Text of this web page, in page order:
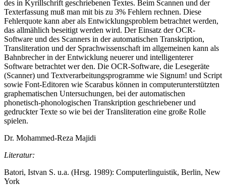
des in Kyrillschrift geschriebenen Textes. Beim Scannen und der
Texterfassung muß man mit bis zu 3% Fehlern rechnen. Diese
Fehlerquote kann aber als Entwicklungsproblem betrachtet werden,
das allmählich beseitigt werden wird. Der Einsatz der OCR-
Software und des Scanners in der automatischen Transkription,
Transliteration und der Sprachwissenschaft im allgemeinen kann als
Bahnbrecher in der Entwicklung neuerer und intelligenterer
Software betrachtet wer den. Die OCR-Software, die Lesegeräte
(Scanner) und Textverarbeitungsprogramme wie Signum! und Script
sowie Font-Editoren wie Scarabus können in computerunterstützten
graphematischen Untersuchungen, bei der automatischen
phonetisch-phonologischen Transkription geschriebener und
gedruckter Texte so wie bei der Transliteration eine große Rolle
spielen.
Dr. Mohammed-Reza Majidi
Literatur:
Batori, Istvan S. u.a. (Hrsg. 1989): Computerlinguistik, Berlin, New
York